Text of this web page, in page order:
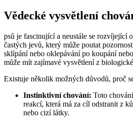
Vědecké vysvětlení
psů je fascinující a neustále se rozvíjející
častých jevů, který může poutat
sklípání nebo oklepávání po koupání
může mít zajímavé vysvětlení z
Existuje několik možných důvodů, proč
Instinktivní chování: Toto
reakcí, která má za cíl odstranit z
nebo cizí látky.